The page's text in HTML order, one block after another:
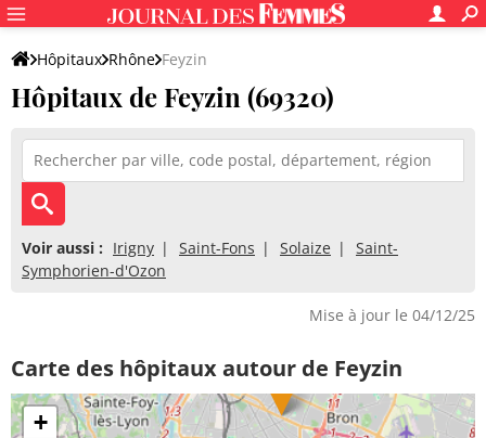
Hôpitaux Rhône Feyzin
Hôpitaux de Feyzin (69320)
Voir aussi : Irigny Saint-Fons Solaize
Saint-
Symphorien-d'Ozon
Mise à jour le 04/12/25
Carte des hôpitaux autour de Feyzin
+